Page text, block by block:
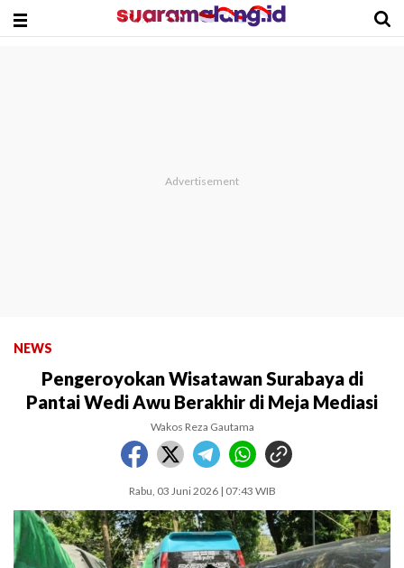
NEWS
Pengeroyokan Wisatawan Surabaya di
Pantai Wedi Awu Berakhir di Meja Mediasi
Wakos Reza Gautama
Rabu, 03 Juni 2026 | 07:43 WIB